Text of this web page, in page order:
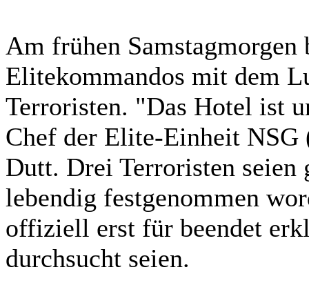
Am frühen
Elitekommandos mit dem
Terroristen. "Das Hotel ist
Chef der Elite-Einheit
Dutt. Drei Terroristen seien
lebendig festgenommen
offiziell erst für beendet
durchsucht seien.